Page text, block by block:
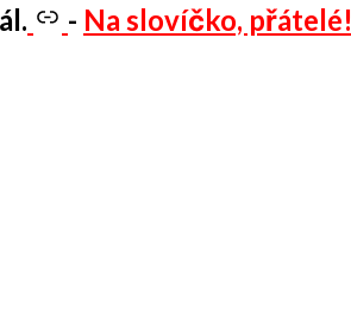
- Na slovíčko, přátelé!